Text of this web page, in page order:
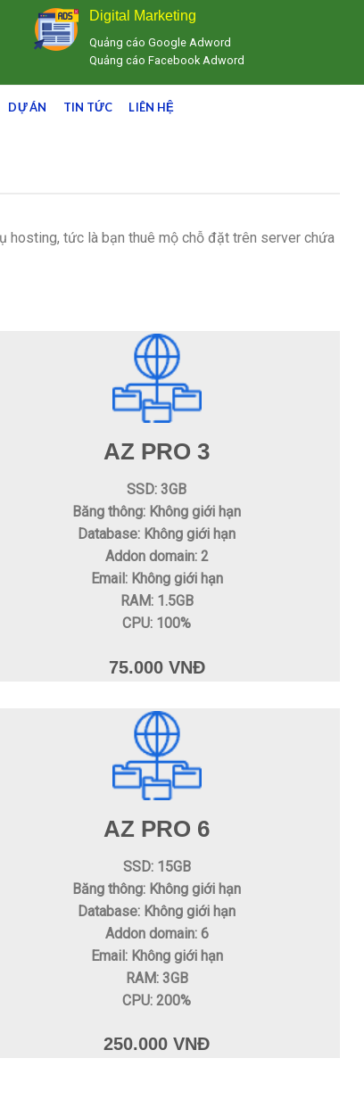
Digital Marketing
Quảng cáo Google Adword
Quảng cáo Facebook Adword
DỰ ÁN TIN TỨC LIÊN HỆ
hosting, tức là bạn thuê mộ chỗ đặt trên server chứa
AZ PRO 3
SSD: 3GB
Băng thông: Không giới hạn
Database: Không giới hạn
Addon domain: 2
Email: Không giới hạn
RAM: 1.5GB
CPU: 100%
75.000 VNĐ
AZ PRO 6
SSD: 15GB
Băng thông: Không giới hạn
Database: Không giới hạn
Addon domain: 6
Email: Không giới hạn
RAM: 3GB
CPU: 200%
250.000 VNĐ